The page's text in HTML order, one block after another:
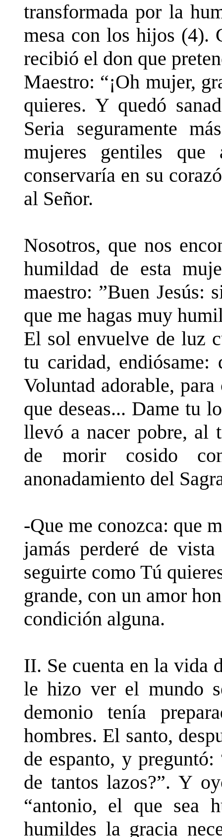
transformada por la
mesa con los hijos (4).
recibió el don que
Maestro: “¡Oh mujer,
quieres. Y quedó
Seria seguramente
mujeres gentiles
conservaría en su
al Señor.
Nosotros, que nos
humildad de esta
maestro: ”Buen Jesús:
que me hagas muy
El sol envuelve de luz
tu caridad,
Voluntad adorable,
que deseas... Dame tu
llevó a nacer pobre, al
de morir cosido
anonadamiento del
-Que me conozca: que
jamás perderé de
seguirte como Tú
grande, con un amor
condición alguna.
II. Se cuenta en la vida
le hizo ver el mundo
demonio tenía
hombres. El santo,
de espanto, y preguntó:
de tantos lazos?”. Y
“antonio, el que sea
humildes la gracia